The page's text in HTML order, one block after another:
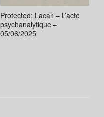
Protected: Lacan – L’acte
psychanalytique –
05/06/2025